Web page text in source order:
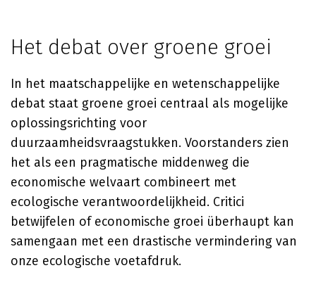
Het debat over groene groei
In het maatschappelijke en wetenschappelijke
debat staat groene groei centraal als mogelijke
oplossingsrichting voor
duurzaamheidsvraagstukken. Voorstanders zien
het als een pragmatische middenweg die
economische welvaart combineert met
ecologische verantwoordelijkheid. Critici
betwijfelen of economische groei überhaupt kan
samengaan met een drastische vermindering van
onze ecologische voetafdruk.